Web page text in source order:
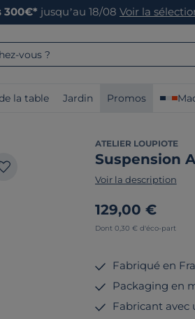
300€* jusqu’au 18/08 Voir la
vous ?
la table Jardin Promos
ATELIER LOUPIOTE
Suspension
Voir la description
129,00 €
Dont 0,30 € d'éco-part
Fabriqué en
Packaging en
Fabricant avec